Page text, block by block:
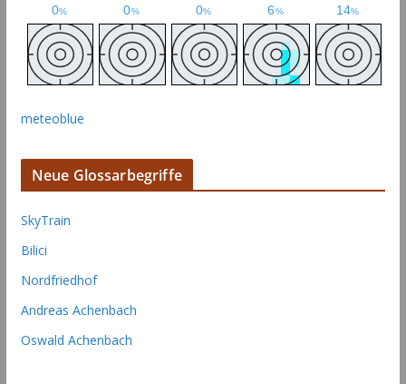
meteoblue
Neue Glossarbegriffe
SkyTrain
Bilici
Nordfriedhof
Andreas Achenbach
Oswald Achenbach